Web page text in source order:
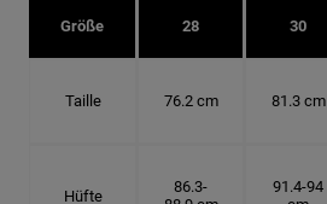
Größe 28 30
Taille 76.2 cm 81.3 cm
Hüfte
86.3-
91.4-94